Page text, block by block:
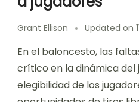
Grant Ellison Updated on
En el baloncesto, las
crítico en la dinámica del
elegibilidad de los